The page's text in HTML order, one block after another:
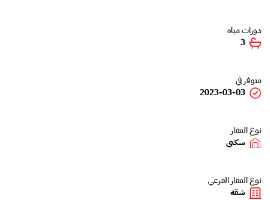
دورات مياه
3
متوفر في
2023-03-03
نوع العقار
سكني
نوع العقار الفرعي
شقة